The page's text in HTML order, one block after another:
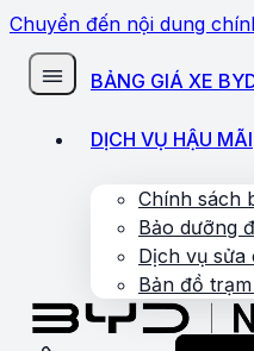
Chuyển đến nội dung
BẢNG GIÁ XE
DỊCH VỤ HẬU MÃI
Chính sách
Bảo dưỡng
Dịch vụ sửa
Bản đồ